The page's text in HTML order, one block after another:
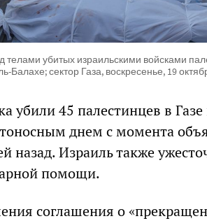
убитых израильскими войсками
Балахе; сектор Газа, воскресенье, 19
убили 45 палестинцев в Газе
днем с момента
назад. Израиль также
помощи.
соглашения о